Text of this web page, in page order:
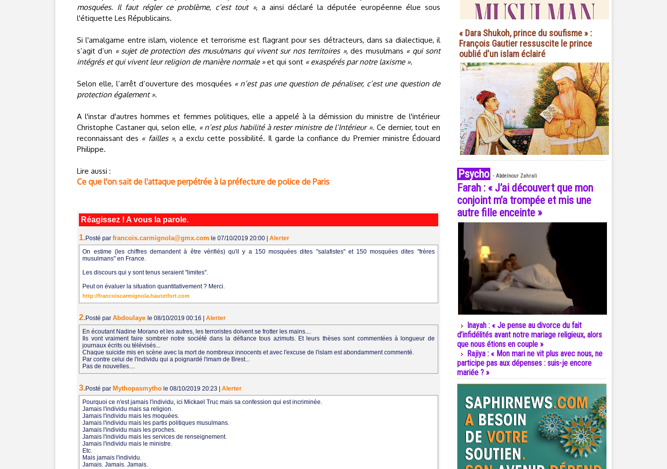
mosquées. Il faut régler ce problème, c’est tout », a ainsi déclaré la députée européenne élue sous
l'étiquette Les Républicains.
Si l'amalgame entre islam, violence et terrorisme est flagrant pour ses détracteurs, dans sa dialectique, il
s’agit d’un « sujet de protection des musulmans qui vivent sur nos territoires », des musulmans « qui sont
intégrés et qui vivent leur religion de manière normale »et qui sont « exaspérés par notre laxisme ».
Selon elle, l’arrêt d’ouverture des mosquées « n’est pas une question de pénaliser, c’est une question de
protection également ».
A l'instar d'autres hommes et femmes politiques, elle a appelé à la démission du ministre de l'intérieur
Christophe Castaner qui, selon elle, « n’est plus habilité à rester ministre de l’Intérieur ». Ce dernier, tout en
reconnaissant des « failles », a exclu cette possibilité. Il garde la confiance du Premier ministre Édouard
Philippe.
Lire aussi :
Ce que l'on sait de l'attaque perpétrée à la préfecture de police de Paris
Réagissez ! A vous la parole.
1.Posté par francois.carmignola@gmx.com le 07/10/2019 20:00
Alerter
On estime (les chiffres demandent à être vérifiés) qu'il y a 150 mosquées dites "salafistes" et 150 mosquées dites "frères
musulmans" en France.
Les discours qui y sont tenus seraient "limites".
Peut on évaluer la situation quantitativement ? Merci.
http://francoiscarmignola.hautetfort.com
2.Posté par Abdoulaye le 08/10/2019 00:16
Alerter
En écoutant Nadine Morano et les autres, les terroristes doivent se frotter les mains....
Ils vont vraiment faire sombrer notre société dans la défiance tous azimuts. Et leurs thèses sont commentées à longueur de
journaux écrits ou télévisés...
Chaque suicide mis en scène avec la mort de nombreux innocents et avec l'excuse de l'islam est abondamment commenté.
Par contre celui de l'individu qui a poignardé l'imam de Brest...
Pas de nouvelles....
3.Posté par Mythopasmytho le 08/10/2019 20:23
Alerter
Pourquoi ce n'est jamais l'individu, ici Mickael Truc mais sa confession qui est incriminée.
Jamais l'individu mais sa religion.
Jamais l'individu mais les moquées.
Jamais l'individu mais les partis politiques musulmans.
Jamais l'individu mais les proches.
Jamais l'individu mais les services de renseignement.
Jamais l'individu mais le ministre.
Etc.
Mais jamais l'individu.
Jamais. Jamais. Jamais.
« Dara Shukoh, prince du soufisme » :
François Gautier ressuscite le prince
oublié d'un islam éclairé
Psycho - Abdelnour Zahrali
Farah : « J’ai découvert que mon
conjoint m’a trompée et mis une
autre fille enceinte »
Inayah : « Je pense au divorce du fait
d’infidélités avant notre mariage religieux, alors
que nous étions en couple »
Rajiya : « Mon mari ne vit plus avec nous, ne
participe pas aux dépenses : suis-je encore
mariée ? »